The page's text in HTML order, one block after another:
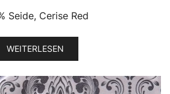
Seide, Cerise Red
WEITERLESEN